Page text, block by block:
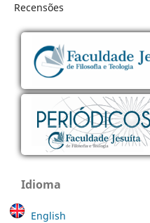
Recensões
Idioma
English